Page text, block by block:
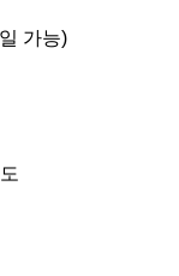
가능)